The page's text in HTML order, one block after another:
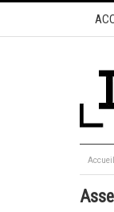
Accueil